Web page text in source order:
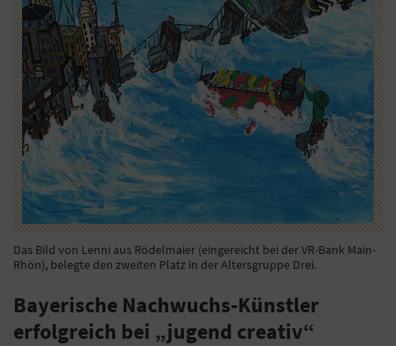
Das Bild von Lenni aus Rödelmaier (eingereicht bei der VR-Bank Main-
Rhön), belegte den zweiten Platz in der Altersgruppe Drei.
Bayerische Nachwuchs-Künstler
erfolgreich bei „jugend creativ“